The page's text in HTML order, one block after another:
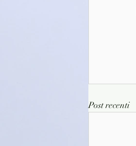
Post recenti